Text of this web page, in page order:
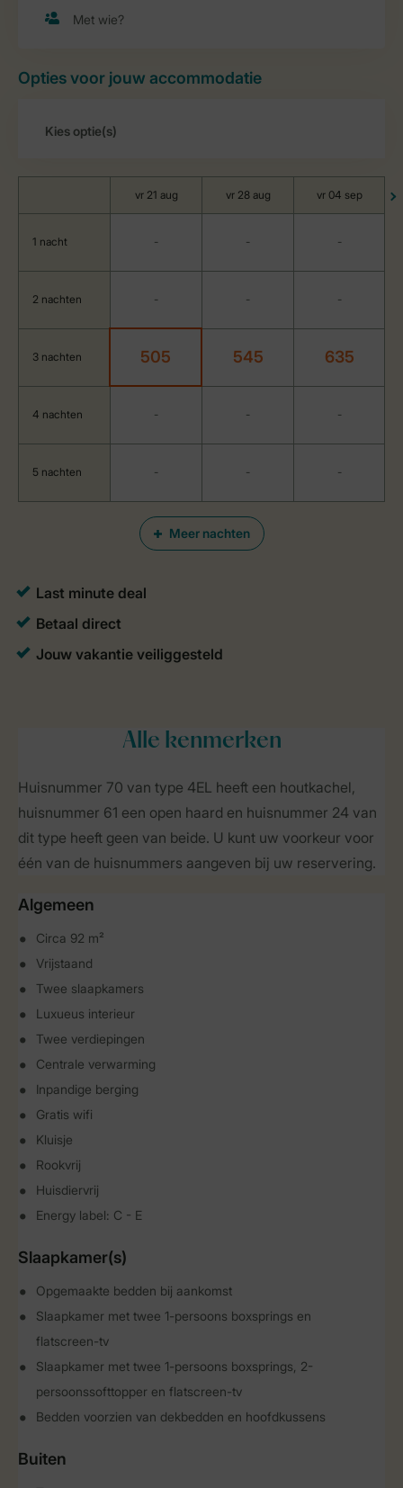
Opties voor jouw accommodatie
Meer nachten
vr 21 aug vr 28 aug vr 04 sep
1 nacht - - -
2 nachten - - -
3 nachten 505 545 635
4 nachten - - -
5 nachten - - -
Alle kenmerken
Huisnummer 70 van type 4EL heeft een houtkachel,
huisnummer 61 een open haard en huisnummer 24 van
dit type heeft geen van beide. U kunt uw voorkeur voor
één van de huisnummers aangeven bij uw reservering.
Algemeen
Circa 92 m²
Vrijstaand
Twee slaapkamers
Luxueus interieur
Twee verdiepingen
Centrale verwarming
Inpandige berging
Gratis wifi
Kluisje
Rookvrij
Huisdiervrij
Energy label: C - E
Slaapkamer(s)
Opgemaakte bedden bij aankomst
Slaapkamer met twee 1-persoons boxsprings en
flatscreen-tv
Slaapkamer met twee 1-persoons boxsprings, 2-
persoonssofttopper en flatscreen-tv
Bedden voorzien van dekbedden en hoofdkussens
Buiten